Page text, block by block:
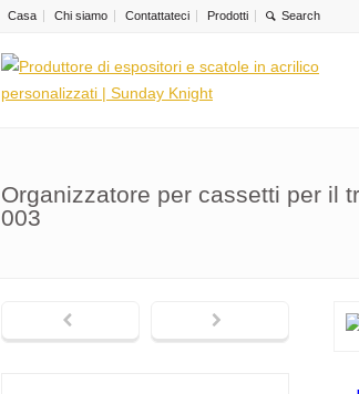
Casa Chi siamo Contattateci Prodotti
Organizzatore per cassetti per il
003